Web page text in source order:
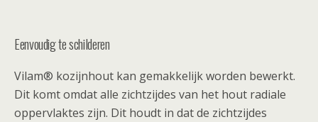
Eenvoudig te schilderen
Vilam® kozijnhout kan gemakkelijk worden bewerkt.
Dit komt omdat alle zichtzijdes van het hout radiale
oppervlaktes zijn. Dit houdt in dat de zichtzijdes